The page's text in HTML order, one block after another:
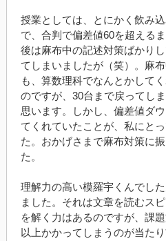
授業としては、とにかく飲み
で、合判で偏差値60を超える
後は麻布中の記述対策ばかりし
てしまいましたが（笑）。麻
も、算数理科でなんとかして
のですが、 30台まで戻ってし
思います。しかし、偏差値ダ
てくれていたことが、私にと
た。おかげさまで麻布対策に
た。
理解力の高い模羅宇くんでし
ました。それは文章を読むス
を解く力はあるのですが、課
以上かかってしまうのが当た